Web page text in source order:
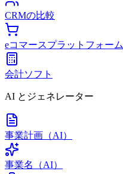
CRMの比較
eコマースプラットフォーム
会計ソフト
AI とジェネレーター
事業計画（AI）
事業名（AI）